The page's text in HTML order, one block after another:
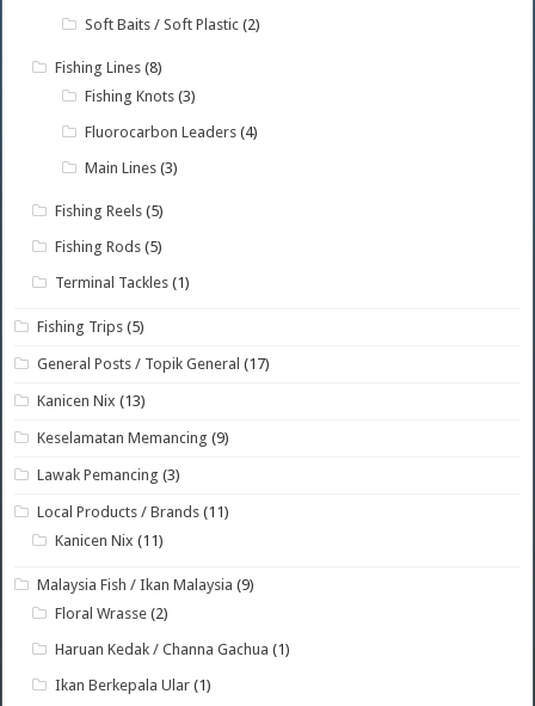
Soft Baits / Soft Plastic (2)
Fishing Lines (8)
Fishing Knots (3)
Fluorocarbon Leaders (4)
Main Lines (3)
Fishing Reels (5)
Fishing Rods (5)
Terminal Tackles (1)
Fishing Trips (5)
General Posts / Topik General (17)
Kanicen Nix (13)
Keselamatan Memancing (9)
Lawak Pemancing (3)
Local Products / Brands (11)
Kanicen Nix (11)
Malaysia Fish / Ikan Malaysia (9)
Floral Wrasse (2)
Haruan Kedak / Channa Gachua (1)
Ikan Berkepala Ular (1)